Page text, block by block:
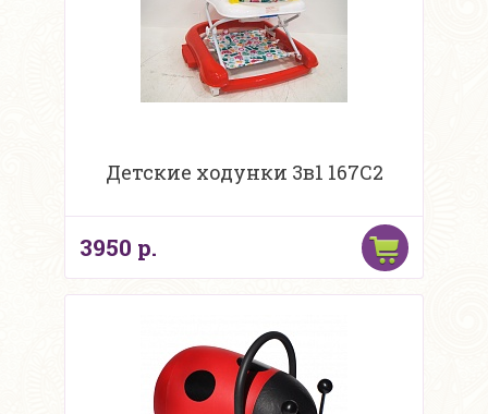
Детские ходунки 3в1 167C2
3950 р.